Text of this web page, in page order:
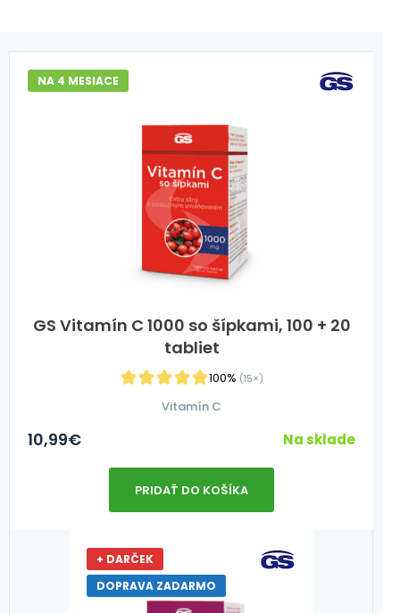
GS Vitamín C 1000 so šípkami, 100 + 20
tabliet
100% (15×)
NA 4 MESIACE
Vitamín C
10,99€ Na sklade
PRIDAŤ DO KOŠÍKA
+ DARČEK
DOPRAVA ZADARMO